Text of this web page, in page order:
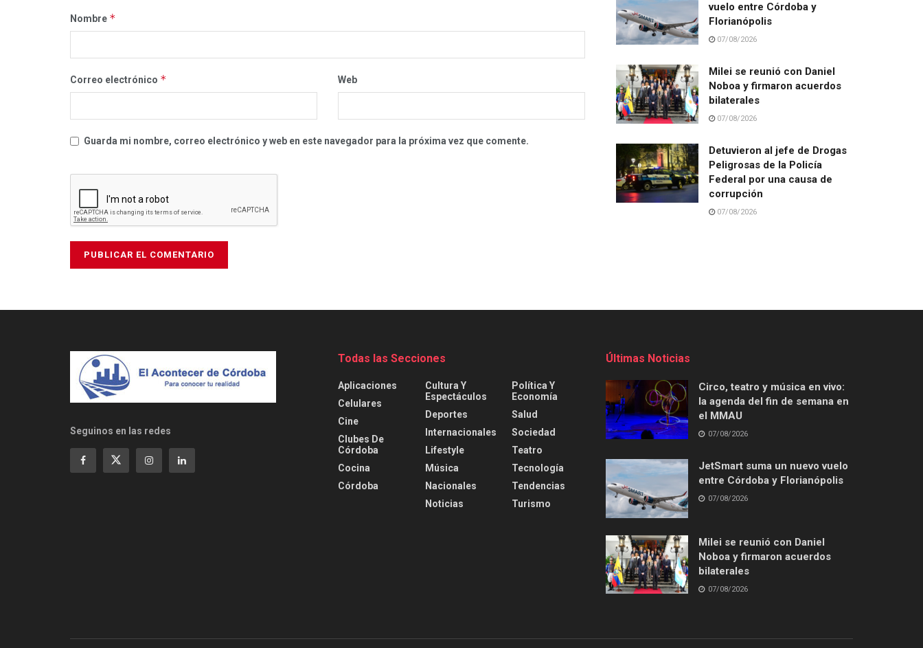
Nombre *
Correo electrónico * Web
Guarda mi nombre, correo electrónico y web en este navegador para la próxima vez que comente.
vuelo entre Córdoba y
Florianópolis
07/08/2026
Milei se reunió con Daniel
Noboa y firmaron acuerdos
bilaterales
07/08/2026
Detuvieron al jefe de Drogas
Peligrosas de la Policía
Federal por una causa de
corrupción
07/08/2026
Seguinos en las redes
Todas las Secciones
Aplicaciones
Celulares
Cine
Clubes De
Córdoba
Cocina
Córdoba
Cultura Y
Espectáculos
Deportes
Internacionales
Lifestyle
Música
Nacionales
Noticias
Política Y
Economía
Salud
Sociedad
Teatro
Tecnología
Tendencias
Turismo
Últimas Noticias
Circo, teatro y música en vivo:
la agenda del fin de semana en
el MMAU
07/08/2026
JetSmart suma un nuevo vuelo
entre Córdoba y Florianópolis
07/08/2026
Milei se reunió con Daniel
Noboa y firmaron acuerdos
bilaterales
07/08/2026